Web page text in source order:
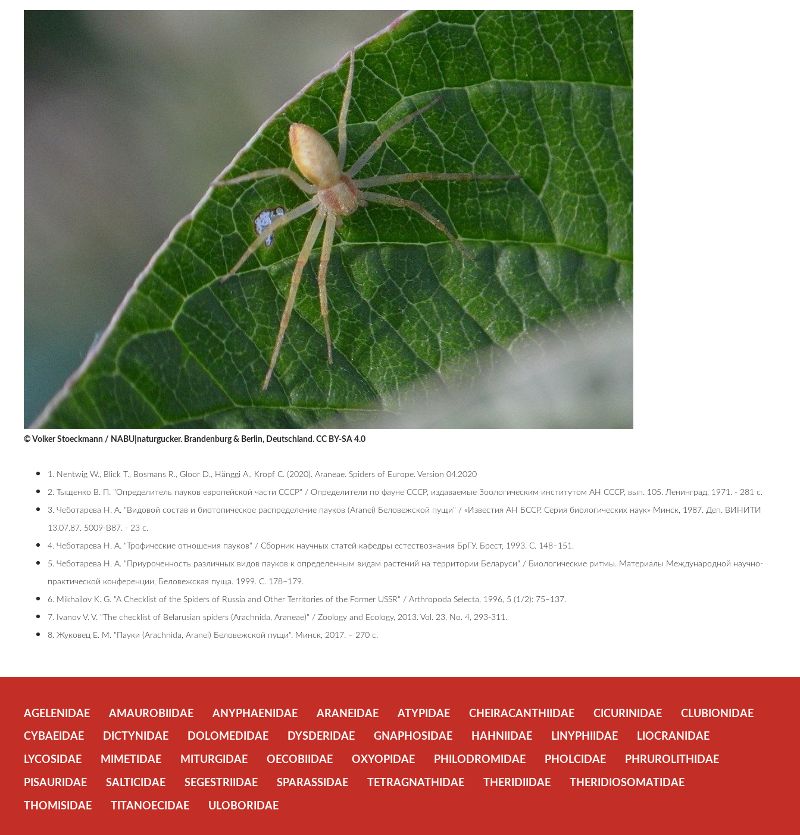
© Volker Stoeckmann / NABU|naturgucker. Brandenburg & Berlin, Deutschland. CC BY-SA 4.0
1. Nentwig W., Blick T., Bosmans R., Gloor D., Hänggi A., Kropf C. (2020). Araneae. Spiders of Europe. Version 04.2020
2. Тыщенко В. П. "Определитель пауков европейской части СССР" / Определители по фауне СССР, издаваемые Зоологическим институтом АН СССР, вып. 105. Ленинград, 1971. - 281 с.
3. Чеботарева Н. А. "Видовой состав и биотопическое распределение пауков (Aranei) Беловежской пущи" / «Известия АН БССР. Серия биологических наук» Минск, 1987. Деп. ВИНИТИ
13.07.87. 5009-В87. - 23 с.
4. Чеботарева Н. А. "Трофические отношения пауков" / Сборник научных статей кафедры естествознания БрГУ. Брест, 1993. С. 148–151.
5. Чеботарева Н. А. "Приуроченность различных видов пауков к определенным видам растений на территории Беларуси" / Биологические ритмы. Материалы Международной научно-
практической конференции, Беловежская пуща. 1999. С. 178–179.
6. Mikhailov K. G. "A Checklist of the Spiders of Russia and Other Territories of the Former USSR" / Arthropoda Selecta, 1996, 5 (1/2): 75–137.
7. Ivanov V. V. "The checklist of Belarusian spiders (Arachnida, Araneae)" / Zoology and Ecology, 2013. Vol. 23, No. 4, 293-311.
8. Жуковец Е. М. "Пауки (Arachnida, Aranei) Беловежской пущи". Минск, 2017. – 270 c.
AGELENIDAE AMAUROBIIDAE ANYPHAENIDAE ARANEIDAE ATYPIDAE CHEIRACANTHIIDAE CICURINIDAE
CLUBIONIDAE
CYBAEIDAE
DICTYNIDAE DOLOMEDIDAE DYSDERIDAE GNAPHOSIDAE HAHNIIDAE LINYPHIIDAE
LIOCRANIDAE
LYCOSIDAE
MIMETIDAE MITURGIDAE OECOBIIDAE OXYOPIDAE PHILODROMIDAE PHOLCIDAE
PHRUROLITHIDAE
PISAURIDAE
SALTICIDAE SEGESTRIIDAE SPARASSIDAE TETRAGNATHIDAE THERIDIIDAE
THERIDIOSOMATIDAE
THOMISIDAE
TITANOECIDAE ULOBORIDAE